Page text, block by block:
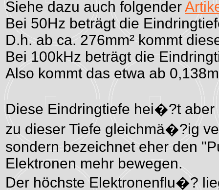
Siehe dazu auch folgender
Bei 50Hz beträgt die
D.h. ab ca. 276mm² kommt
Bei 100kHz beträgt die
Also kommt das etwa ab
Diese Eindringtiefe hei�?t
zu dieser Tiefe gleichmä�?ig
sondern bezeichnet eher den
Elektronen mehr bewegen.
Der höchste Elektronenflu�?